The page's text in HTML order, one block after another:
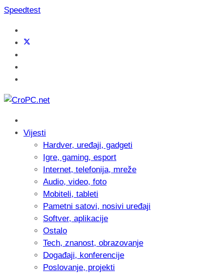
Speedtest
Vijesti
Hardver, uređaji, gadgeti
Igre, gaming, esport
Internet, telefonija, mreže
Audio, video, foto
Mobiteli, tableti
Pametni satovi, nosivi uređaji
Softver, aplikacije
Ostalo
Tech, znanost, obrazovanje
Događaji, konferencije
Poslovanje, projekti